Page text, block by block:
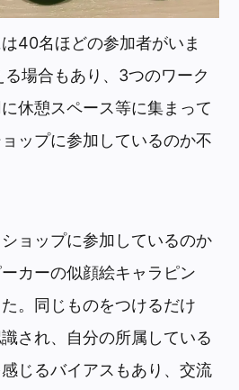
40名ほどの参加者がいま
場合もあり、3つのワーク
休憩スペース等に集まって
ップに参加しているのか不
ョップに参加しているのか
カーの似顔絵キャラピン
。同じものをつけるだけ
され、自分の所属している
じるバイアスもあり、交流